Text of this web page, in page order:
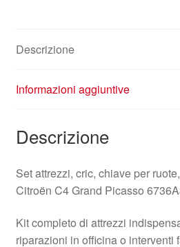
Descrizione
Informazioni aggiuntive
Descrizione
Set attrezzi, cric, chiave per
Citroën C4 Grand Picasso
Kit completo di attrezzi
riparazioni in officina o interventi